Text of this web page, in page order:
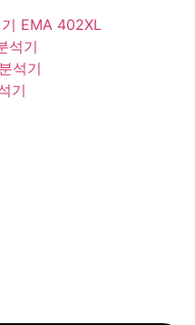
EMA 402XL
석기
석기
기